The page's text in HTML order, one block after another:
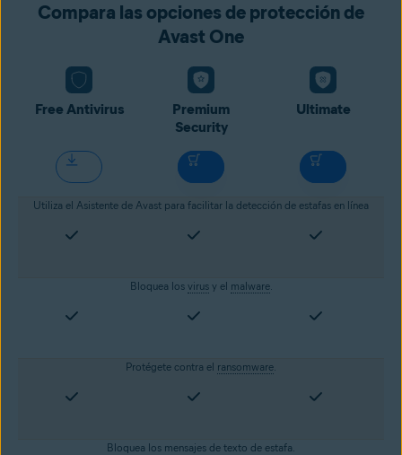
Compara las opciones de protección de
Avast One
Free Antivirus
Premium
Security
Ultimate
Utiliza el Asistente de Avast para facilitar la detección de estafas en línea
Bloquea los virusy el malware.
Protégete contra el ransomware.
Bloquea los mensajes de texto de estafa.